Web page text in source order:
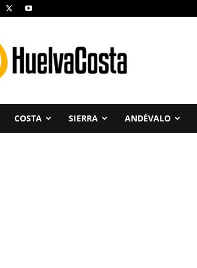
COSTA SIERRA ANDÉVALO